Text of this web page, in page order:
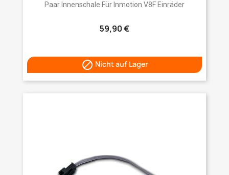
Paar Innenschale Für Inmotion V8F Einräder
59,90 €
 Nicht auf Lager